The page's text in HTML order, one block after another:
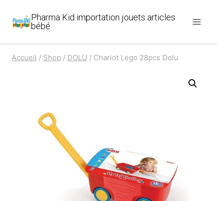
Pharma Kid importation jouets articles
bébé
Accueil / Shop / DOLU / Chariot Lego 28pcs Dolu